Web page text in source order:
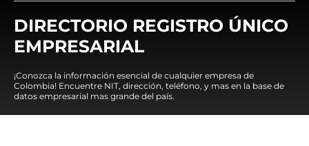
DIRECTORIO REGISTRO ÚNICO
EMPRESARIAL
¡Conozca la información esencial de cualquier empresa de
Colombia! Encuentre NIT, dirección, teléfono, y mas en la base de
datos empresarial mas grande del país.